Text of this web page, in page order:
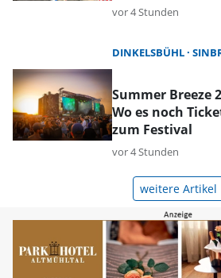
vor 4 Stunden
DINKELSBÜHL
Summer Breeze
Wo es noch
zum Festival
vor 4 Stunden
weitere Artikel